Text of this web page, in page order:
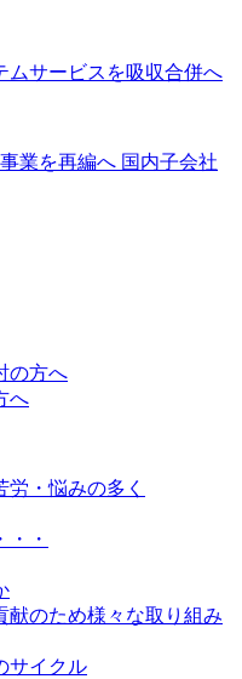
ムサービスを吸収合併へ
業を再編へ 国内子会社
の方へ
へ
・悩みの多く
・
献のため様々な取り組み
サイクル